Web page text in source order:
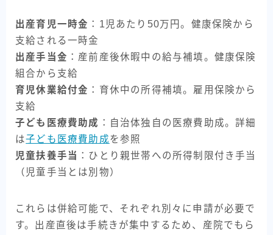
出産育児一時金 ：1児あたり50万円。健康保険から
支給される一時金
出産手当金 ：産前産後休暇中の給与補填。健康保険
組合から支給
育児休業給付金 ：育休中の所得補填。雇用保険から
支給
子ども医療費助成 ：自治体独自の医療費助成。詳細
は子ども医療費助成を参照
児童扶養手当 ：ひとり親世帯への所得制限付き手当
（児童手当とは別物）
これらは併給可能で、それぞれ別々に申請が必要で
す。出産直後は手続きが集中するため、産院でもら